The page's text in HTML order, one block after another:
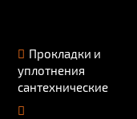
Прокладки и
уплотнения
сантехнические